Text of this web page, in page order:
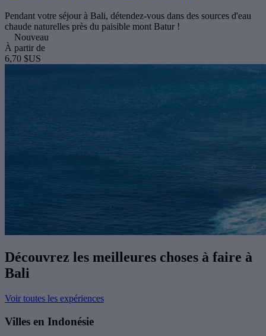
Pendant votre séjour à Bali, détendez-vous dans des sources d'eau
chaude naturelles près du paisible mont Batur !
Nouveau
À partir de
6,70 $US
Découvrez les meilleures choses à faire à
Bali
Voir toutes les expériences
Villes en Indonésie